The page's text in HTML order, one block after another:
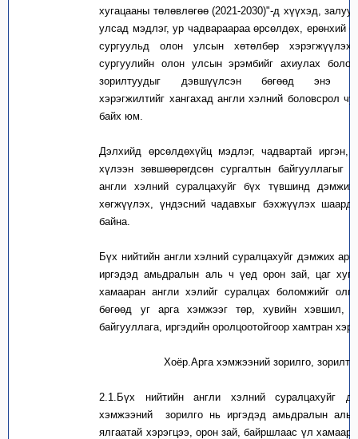
хугацааны төлөвлөгөө(2021-2030)"-д хүүхэд
улсад мэдлэг, ур чадвараараа өрсөлдөх, ерөнхий
сургуульд олон улсын хөтөлбөр
сургуулийн олон улсын эрэмбийг ахиулах
зорилтуудыг дэвшүүлсэн бөгөөд энэ
хэрэгжилтийг хангахад англи хэлний боловсрол
байх юм.
Дэлхийд өрсөлдөхүйц мэдлэг, чадвартай иргэн,
хүлээн зөвшөөрөгдсөн сургалтын байгууллагыг
англи хэлний суралцахуйг бүх түвшинд дэмжих
хөгжүүлэх, үндэсний чадавхыг бэхжүүлэх
байна.
Бүх нийтийн англи хэлний суралцахуйг дэмжих
иргэдэд амьдралын аль ч үед орон зай, цаг
хамааран англи хэлийг суралцах боломжийг
бөгөөд уг арга хэмжээг төр, хувийн хэвшил,
байгууллага, иргэдийн оролцоотойгоор хамтран
Хоёр.Арга хэмжээний зорилго, зорилт
2.1. Бүх нийтийн англи хэлний суралцахуйг
хэмжээний
зорилго нь иргэдэд амьдралын
ялгаатай хэрэгцээ, орон зай, байршлаас үл